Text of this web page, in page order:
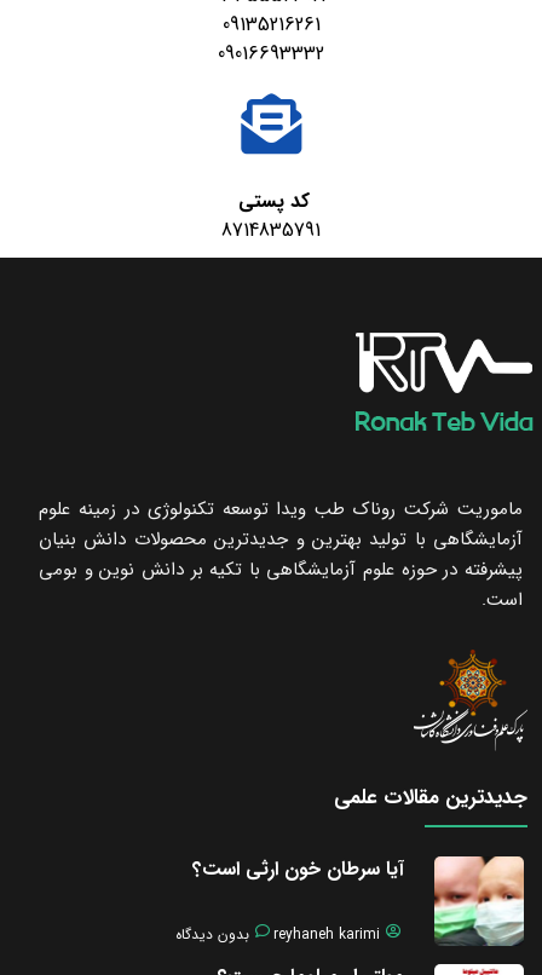
09135216261
09016693332
کد پستی
8714835791
ماموریت شرکت روناک طب ویدا توسعه تکنولوژی در زمینه علوم
آزمایشگاهی با تولید بهترین و جدیدترین محصولات دانش بنیان
پیشرفته در حوزه علوم آزمایشگاهی با تکیه ‌بر دانش نوین و بومی
است.
جدیدترین مقالات علمی
آیا سرطان خون ارثی است؟
reyhaneh karimi بدون دیدگاه